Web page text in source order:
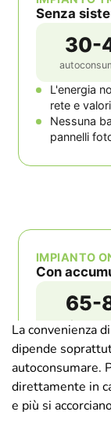
La convenienza
dipende
autoconsumare.
direttamente in
e più si